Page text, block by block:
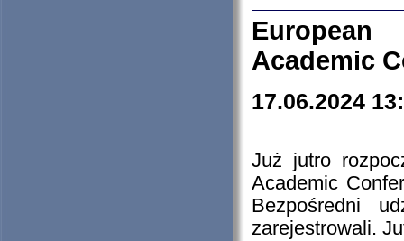
European
Academic
17.06.2024
Już jutro
Academic
Bezpośredni
zarejestrowali.